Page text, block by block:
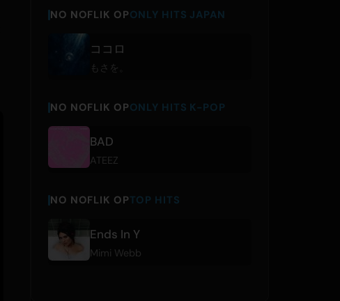
NO NOFLIK OPONLY HITS JAPAN
ココロ
もさを。
NO NOFLIK OPONLY HITS K-POP
BAD
ATEEZ
NO NOFLIK OPTOP HITS
Ends In Y
Mimi Webb